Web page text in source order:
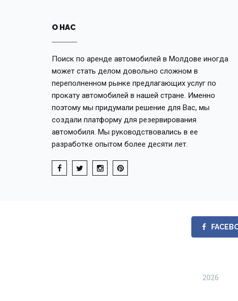
О НАС
Поиск по аренде автомобилей в Молдове иногда
может стать делом довольно сложном в
переполненном рынке предлагающих услуг по
прокату автомобилей в нашей стране. Именно
поэтому мы придумали решение для Вас, мы
создали платформу для резервирования
автомобиля. Мы руководствовались в ее
разработке опытом более десяти лет.
2026